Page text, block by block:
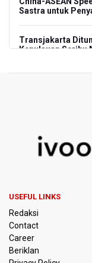
Sastra untuk
Transjakarta
Kepulauan Seribu
Pemerintah
2026 USD
Meretas Jalan
Alifah Meraih
Anggota DPR
Konsumsi Mulai
USEFUL LINKS
Redaksi
Contact
Career
Beriklan